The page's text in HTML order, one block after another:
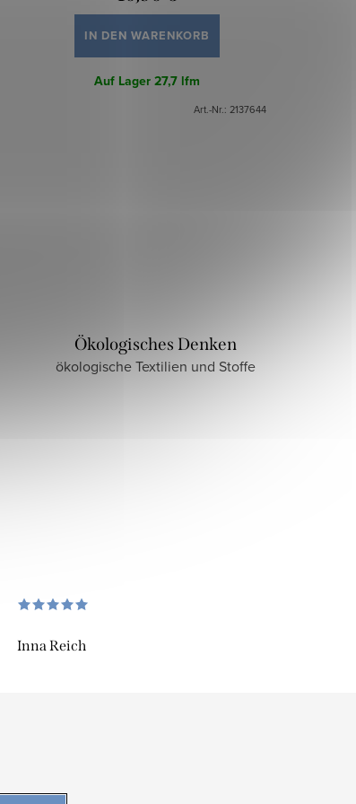
IN DEN WARENKORB
Auf Lager27,7 lfm
Art.-Nr.: 2137644
Ökologisches Denken
ökologische Textilien und Stoffe
Inna Reich